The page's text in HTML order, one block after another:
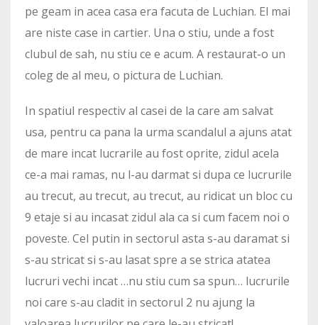
pe geam in acea casa era facuta de Luchian. El mai
are niste case in cartier. Una o stiu, unde a fost
clubul de sah, nu stiu ce e acum. A restaurat-o un
coleg de al meu, o pictura de Luchian.
In spatiul respectiv al casei de la care am salvat
usa, pentru ca pana la urma scandalul a ajuns atat
de mare incat lucrarile au fost oprite, zidul acela
ce-a mai ramas, nu l-au darmat si dupa ce lucrurile
au trecut, au trecut, au trecut, au ridicat un bloc cu
9 etaje si au incasat zidul ala ca si cum facem noi o
poveste. Cel putin in sectorul asta s-au daramat si
s-au stricat si s-au lasat spre a se strica atatea
lucruri vechi incat …nu stiu cum sa spun… lucrurile
noi care s-au cladit in sectorul 2 nu ajung la